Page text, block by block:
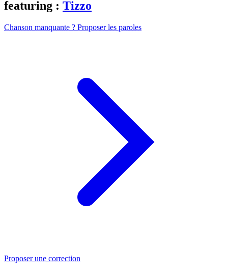
featuring : Tizzo
Chanson manquante ? Proposer les paroles
Proposer une correction